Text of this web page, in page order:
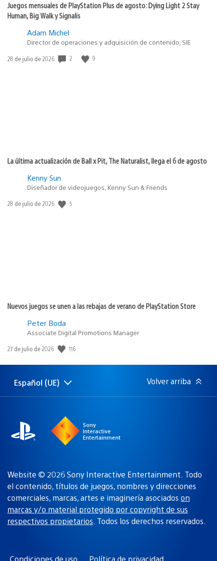
Juegos mensuales de PlayStation Plus de agosto: Dying Light 2 Stay
Human, Big Walk y Signalis
Adam Michel
Director de operaciones y adquisición de contenido, SIE
Fecha
28 de julio de 2026 2 9
La última actualización de Ball x Pit, The Naturalist, llega el 6 de agosto
Kenny Sun
Diseñador de videojuegos, Kenny Sun & Friends
Fecha
28 de julio de 2026 5
Nuevos juegos se unen a las rebajas de verano de PlayStation Store
Peter Boda
Associate Digital Promotions Manager
Fecha
publicación:
27 de julio de 2026 116
Selecciona
una
Región
actual:
Español (UE) Volver arriba
Sony
Interactive
Entertainment
Website © 2026 Sony Interactive Entertainment. Todo
el contenido, títulos de juegos, nombres y direcciones
comerciales, marcas, artes e imaginería asociados on
marcas y/o material protegido por copyright de sus
respectivos propietarios. Todos los derechos reservados.
Condiciones de uso Política de privacidad